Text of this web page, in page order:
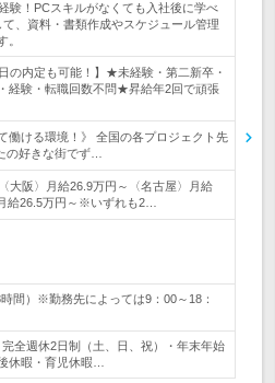
験！PCスキルがなくても入社後に学べ
、資料・書類作成やスケジュール管理
。
の内定も可能！】★未経験・第二新卒・
経験・転職回数不問★昇給年2回で頑張
働ける環境！》 全国の各プロジェクト先
好きな街でず…
大阪〉月給26.9万円～〈名古屋〉月給
給26.5万円～※いずれも2…
間）※勤務先によっては9：00～18：
全週休2日制（土、日、祝）・年末年始
休暇・育児休暇…